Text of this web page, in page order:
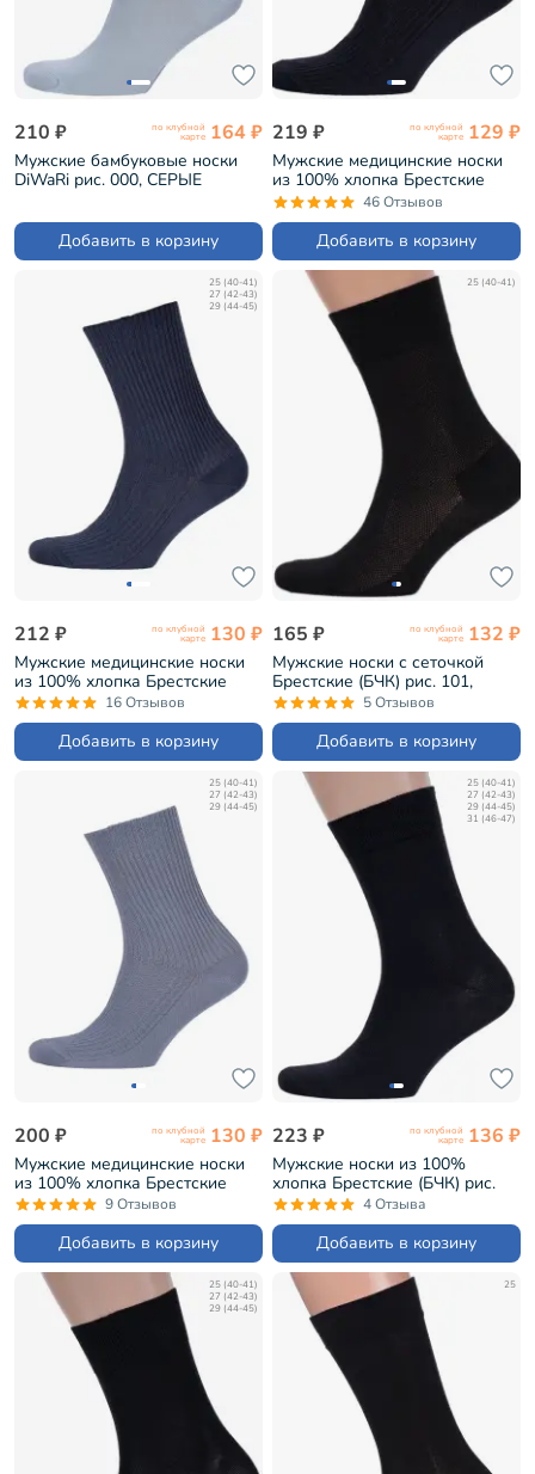
210 ₽ по клубной
карте 164 ₽
Мужские бамбуковые носки
DiWaRi рис. 000, СЕРЫЕ
Добавить в корзину
219 ₽ по клубной
карте 129 ₽
Мужские медицинские носки
из 100% хлопка Брестские
(БЧК) рис. 009, ЧЕРНЫЕ
(14С2221)
46 Отзывов
Добавить в корзину
25 (40-41)
27 (42-43)
29 (44-45)
212 ₽ по клубной
карте 130 ₽
Мужские медицинские носки
из 100% хлопка Брестские
(БЧК) рис. 009, ТЕМНО-СЕРЫЕ
(14С2221)
16 Отзывов
Добавить в корзину
25 (40-41)
165 ₽ по клубной
карте 132 ₽
Мужские носки с сеточкой
Брестские (БЧК) рис. 101,
ЧЕРНЫЕ (18С2129)
5 Отзывов
Добавить в корзину
25 (40-41)
27 (42-43)
29 (44-45)
200 ₽ по клубной
карте 130 ₽
Мужские медицинские носки
из 100% хлопка Брестские
(БЧК) рис. 009, СВЕТЛО-СЕРЫЕ
(14С2221)
9 Отзывов
Добавить в корзину
25 (40-41)
27 (42-43)
29 (44-45)
31 (46-47)
223 ₽ по клубной
карте 136 ₽
Мужские носки из 100%
хлопка Брестские (БЧК) рис.
000, ЧЕРНЫЕ (15С2225)
4 Отзыва
Добавить в корзину
25 (40-41)
27 (42-43)
29 (44-45)
25